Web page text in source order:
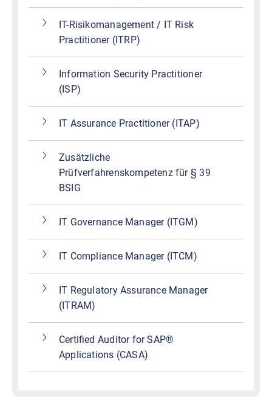
IT-Risikomanagement / IT Risk
Practitioner (ITRP)
Information Security Practitioner
(ISP)
IT Assurance Practitioner (ITAP)
Zusätzliche
Prüfverfahrenskompetenz für § 39
BSIG
IT Governance Manager (ITGM)
IT Compliance Manager (ITCM)
IT Regulatory Assurance Manager
(ITRAM)
Certified Auditor for SAP®
Applications (CASA)